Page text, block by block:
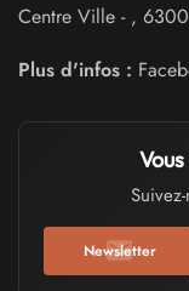
Centre Ville - ,
Plus d'infos :
Newsletter